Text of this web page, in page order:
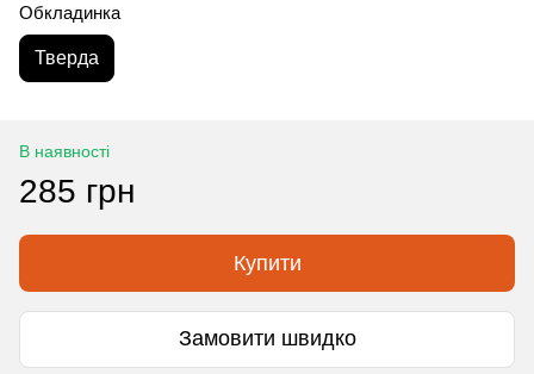
Обкладинка
Тверда
В наявності
285 грн
Купити
Замовити швидко